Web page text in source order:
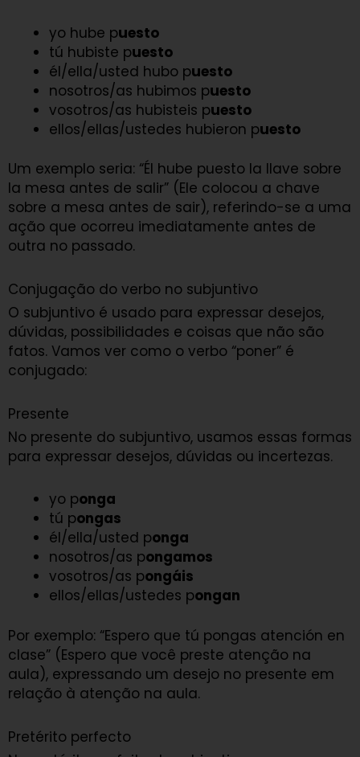
yo hube puesto
tú hubiste puesto
él/ella/usted hubo puesto
nosotros/as hubimos puesto
vosotros/as hubisteis puesto
ellos/ellas/ustedes hubieron puesto
Um exemplo seria: “Él hube puesto la llave sobre
la mesa antes de salir” (Ele colocou a chave
sobre a mesa antes de sair), referindo-se a uma
ação que ocorreu imediatamente antes de
outra no passado.
Conjugação do verbo no subjuntivo
O subjuntivo é usado para expressar desejos,
dúvidas, possibilidades e coisas que não são
fatos. Vamos ver como o verbo “poner” é
conjugado:
Presente
No presente do subjuntivo, usamos essas formas
para expressar desejos, dúvidas ou incertezas.
yo ponga
tú pongas
él/ella/usted ponga
nosotros/as pongamos
vosotros/as pongáis
ellos/ellas/ustedes pongan
Por exemplo: “Espero que tú pongas atención en
clase” (Espero que você preste atenção na
aula), expressando um desejo no presente em
relação à atenção na aula.
Pretérito perfecto